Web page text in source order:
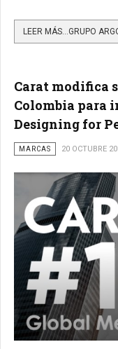
Carat modifica
Colombia para
Designing for
MARCAS 20 OCTUBRE